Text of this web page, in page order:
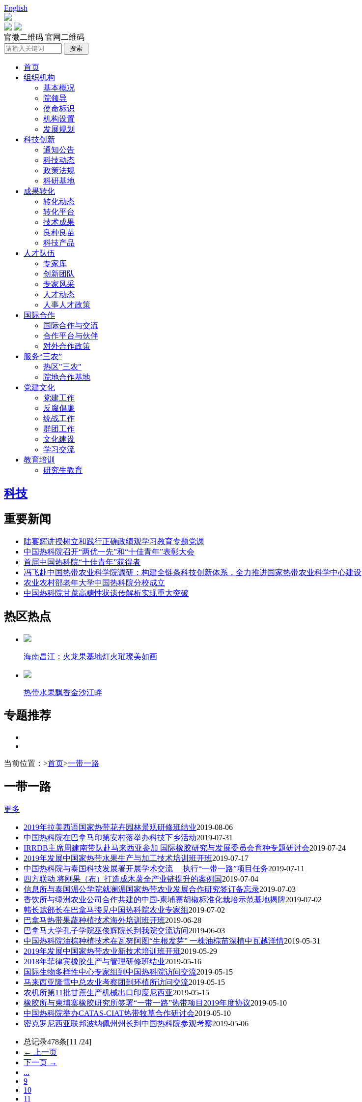
English
官微二维码 官网二维码
首页
组织机构
基本概况
院领导
使命标识
机构设置
发展规划
科技创新
通知公告
科技动态
政策法规
科研基地
成果转化
转化动态
转化平台
技术成果
良种良苗
科技产品
人才队伍
专家库
创新团队
专家风采
人才动态
人事人才政策
国际合作
国际合作与交流
合作平台与伙伴
对外合作政策
服务“三农”
热区"三农"
院地合作基地
党建文化
党建工作
反腐倡廉
统战工作
群团工作
文化建设
学习交流
教育培训
研究生教育
科技
重要新闻
陆宴辉讲授树立和践行正确政绩观学习教育专题党课
中国热科院召开“两优一先”和“十佳青年”表彰大会
首届中国热科院“十佳青年”获得者
冯飞赴中国热带农业科学院调研：构建全链条科技创新体系，全力推进国家热带农业科学中心建设
农业农村部老年大学中国热科院分校成立
中国热科院甘蔗高糖性状遗传解析实现重大突破
热区热点
海南昌江：火龙果基地灯火璀璨美如画
热带水果飘香金沙江畔
专题推荐
当前位置： >首页>一带一路
一带一路
更多
2019年拉美西语国家热带花卉园林景观研修班结业2019-08-06
中国热科院在巴拿马印第安村落举办科技下乡活动2019-07-31
IRRDB主席周建南带队赴马来西亚参加 国际橡胶研究与发展委员会育种专题研讨会2019-07-24
2019年发展中国家热带水果生产与加工技术培训班开班2019-07-17
中国热科院与泰国科技发展署开展学术交流 执行“一带一路”项目任务2019-07-11
四方联动 将刚果（布）打造成木薯全产业链提升的案例国2019-07-04
信息所与泰国湄公学院就澜湄国家热带农业发展合作研究签订备忘录2019-07-03
香饮所与绿洲农业公司合作共建的中国-柬埔寨胡椒标准化栽培示范基地揭牌2019-07-02
韩长赋部长在巴拿马接见中国热科院农业专家组 2019-07-02
巴拿马热带果蔬种植技术海外培训班开班2019-06-28
巴拿马大学孔子学院巫俊辉院长到我院交流访问2019-06-03
中国热科院油棕种植技术在瓦努阿图“生根发芽” 一株油棕苗深植中瓦越洋情2019-05-31
2019年发展中国家热带农业新技术培训班开班2019-05-29
2018年菲律宾橡胶生产与管理研修班结业2019-05-16
国际生物多样性中心专家组到中国热科院访问交流2019-05-15
马来西亚隆雪中总农业考察团到环植所访问交流2019-05-15
农机所第11批甘蔗生产机械出口印度尼西亚2019-05-15
橡胶所与柬埔寨橡胶研究所签署“一带一路”热带项目2019年度协议2019-05-10
中国热科院举办CATAS-CIAT热带牧草合作研讨会2019-05-10
密克罗尼西亚联邦波纳佩州州长到中国热科院参观考察2019-05-06
总记录478条[11 /24]
← 上一页
下一页 →
...
9
10
11